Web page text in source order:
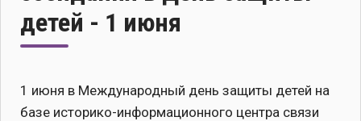
детей - 1 июня
1 июня в Международный день защиты детей на
базе историко-информационного центра связи